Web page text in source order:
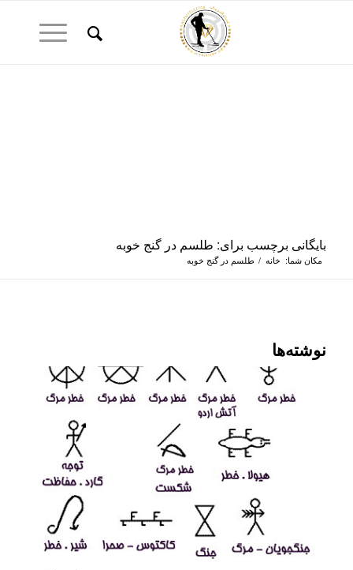
بایگانی برچسب برای: طلسم در گنج خوبه
مکان شما: خانه / طلسم در گنج خوبه
نوشته‌ها